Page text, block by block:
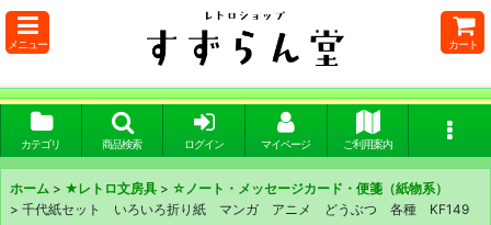
メニュー カート
カテゴリ 商品検索 ログイン マイページ ご利用案内
ホーム > ★レトロ文房具 > ☆ノート・メッセージカード・便箋（紙物系）
> 千代紙セット いろいろ折り紙 マンガ アニメ どうぶつ 各種 KF149